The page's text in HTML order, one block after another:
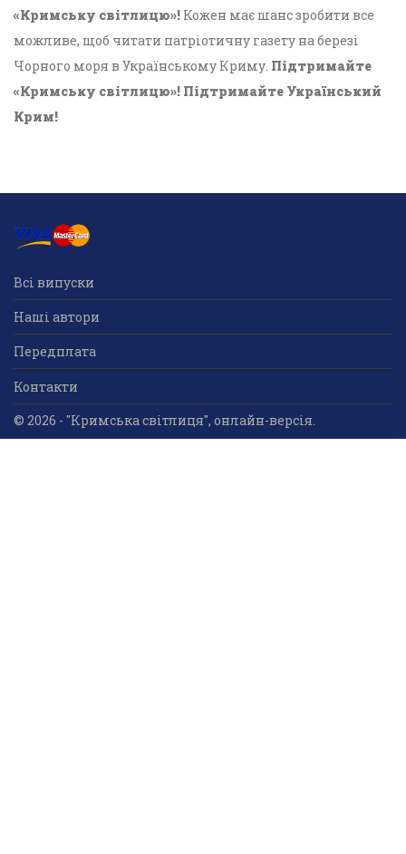
«Кримську світлицю»! Кожен має шанс зробити все
можливе, щоб читати патріотичну газету на березі
Чорного моря в Українському Криму. Підтримайте
«Кримську світлицю»! Підтримайте Український
Крим!
Всі випуски
Наші автори
Передплата
Контакти
© 2026 - "Кримська світлиця", онлайн-версія.